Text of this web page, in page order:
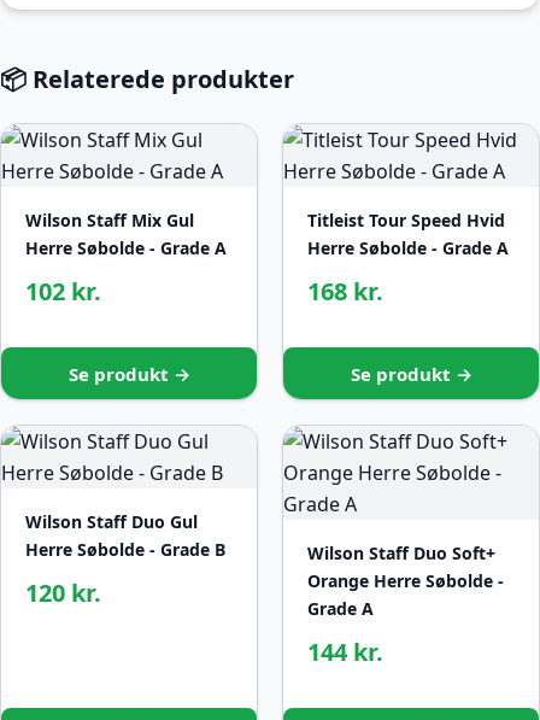
📦 Relaterede produkter
Wilson Staff Mix Gul
Herre Søbolde - Grade A
102 kr.
Se produkt →
Titleist Tour Speed Hvid
Herre Søbolde - Grade A
168 kr.
Se produkt →
Wilson Staff Duo Gul
Herre Søbolde - Grade B
120 kr.
Wilson Staff Duo Soft+
Orange Herre Søbolde -
Grade A
144 kr.